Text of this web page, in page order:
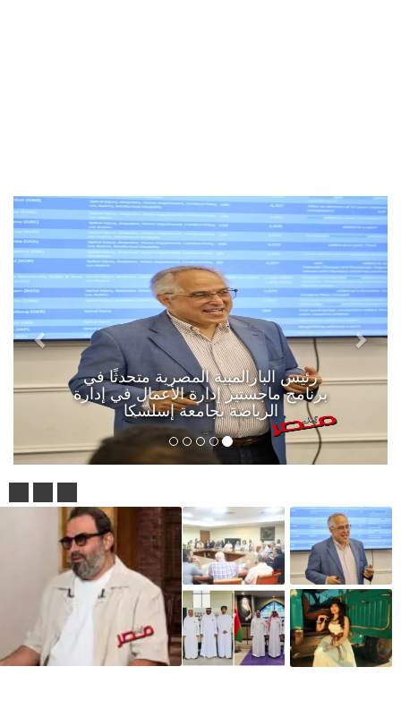
رئيس البارالمبية المصرية متحدثًا في
برنامج ماجستير إدارة الأعمال في إدارة
الرياضة بجامعة إسلسكا